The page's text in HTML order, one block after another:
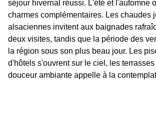
séjour hivernal réussi. L'été et l'automne
charmes complémentaires. Les chaudes
alsaciennes invitent aux baignades
deux visites, tandis que la période des
la région sous son plus beau jour. Les
d'hôtels s'ouvrent sur le ciel, les
douceur ambiante appelle à la